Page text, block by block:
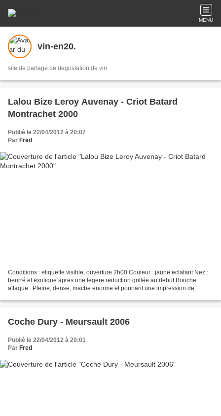
MENU
vin-en20.
site de partage de degustation de vin
Lalou Bize Leroy Auvenay - Criot Batard
Montrachet 2000
Publié le 22/04/2012 à 20:07
Par Fred
Conditions : etiquette visible, ouverture 2h00 Couleur : jaune eclatant Nez :
beurré et exotique apres une legere reduction grillée au debut Bouche :
attaque : Pleine, dense, mache enorme et pourtant une impression de
Coche Dury - Meursault 2006
Publié le 22/04/2012 à 20:01
Par Fred